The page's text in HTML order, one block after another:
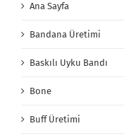
Ana Sayfa
Bandana Üretimi
Baskılı Uyku Bandı
Bone
Buff Üretimi